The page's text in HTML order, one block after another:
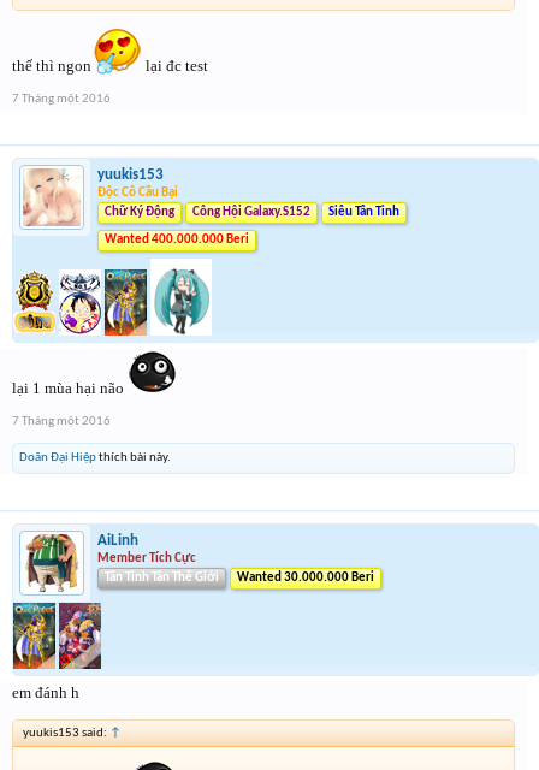
thế thì ngon lại đc test
7 Tháng một 2016
yuukis153
Độc Cô Cầu Bại
Chữ Ký Động
Công Hội Galaxy.S152 Siêu Tân Tinh
Wanted 400.000.000 Beri
lại 1 mùa hại não
7 Tháng một 2016
Doãn Đại Hiệpthích bài này.
AiLinh
Member Tích Cực
Tân Tinh Tân Thế Giới
Wanted 30.000.000 Beri
em đánh h
yuukis153 said: ↑